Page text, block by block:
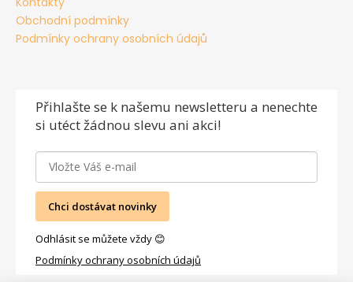
Obchodní podmínky
Podmínky ochrany osobních údajů
Přihlašte se k našemu newsletteru a nenechte
si utéct žádnou slevu ani akci!
Chci dostávat novinky
Odhlásit se můžete vždy 😊
Podmínky ochrany osobních údajů